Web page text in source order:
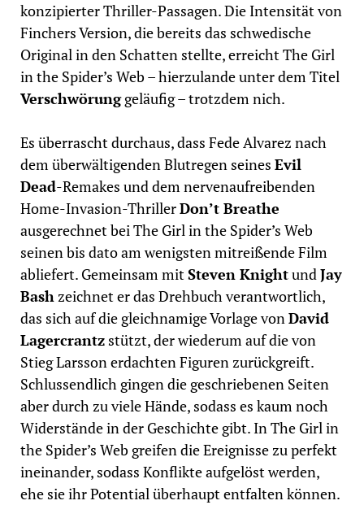
konzipierter Thriller-Passagen. Die Intensität von
Finchers Version, die bereits das schwedische
Original in den Schatten stellte, erreicht The Girl
in the Spider’s Web – hierzulande unter dem Titel
Verschwörunggeläufig – trotzdem nich.
Es überrascht durchaus, dass Fede Alvarez nach
dem überwältigenden Blutregen seines Evil
Dead-Remakes und dem nervenaufreibenden
Home-Invasion-ThrillerDon’t Breathe
ausgerechnet bei The Girl in the Spider’s Web
seinen bis dato am wenigsten mitreißende Film
abliefert. Gemeinsam mitSteven KnightundJay
Bashzeichnet er das Drehbuch verantwortlich,
das sich auf die gleichnamige Vorlage vonDavid
Lagercrantzstützt, der wiederum auf die von
Stieg Larsson erdachten Figuren zurückgreift.
Schlussendlich gingen die geschriebenen Seiten
aber durch zu viele Hände, sodass es kaum noch
Widerstände in der Geschichte gibt. In The Girl in
the Spider’s Web greifen die Ereignisse zu perfekt
ineinander, sodass Konflikte aufgelöst werden,
ehe sie ihr Potential überhaupt entfalten können.